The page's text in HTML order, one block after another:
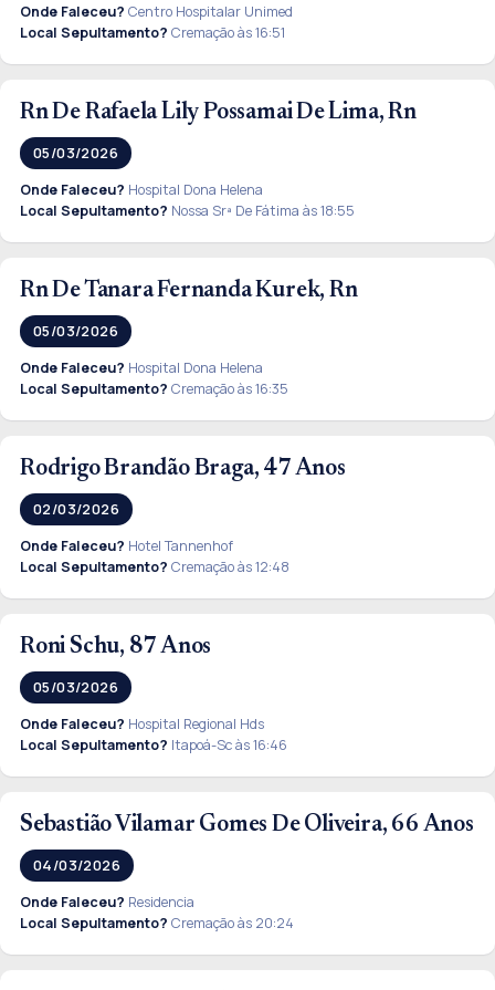
Onde Faleceu? Centro Hospitalar Unimed
Local Sepultamento? Cremação às 16:51
Rn De Rafaela Lily Possamai De Lima, Rn
05/03/2026
Onde Faleceu? Hospital Dona Helena
Local Sepultamento? Nossa Srª De Fátima às 18:55
Rn De Tanara Fernanda Kurek, Rn
05/03/2026
Onde Faleceu? Hospital Dona Helena
Local Sepultamento? Cremação às 16:35
Rodrigo Brandão Braga, 47 Anos
02/03/2026
Onde Faleceu? Hotel Tannenhof
Local Sepultamento? Cremação às 12:48
Roni Schu, 87 Anos
05/03/2026
Onde Faleceu? Hospital Regional Hds
Local Sepultamento? Itapoá-Sc às 16:46
Sebastião Vilamar Gomes De Oliveira, 66 Anos
04/03/2026
Onde Faleceu? Residencia
Local Sepultamento? Cremação às 20:24